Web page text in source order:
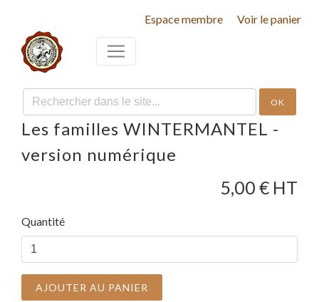
Espace membre Voir le panier
OK
Les familles WINTERMANTEL -
version numérique
5,00 € HT
Quantité
AJOUTER AU PANIER